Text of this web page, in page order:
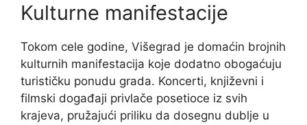
Kulturne manifestacije
Tokom cele godine, Višegrad je domaćin brojnih
kulturnih manifestacija koje dodatno obogaćuju
turističku ponudu grada. Koncerti, književni i
filmski događaji privlače posetioce iz svih
krajeva, pružajući priliku da dosegnu dublje u